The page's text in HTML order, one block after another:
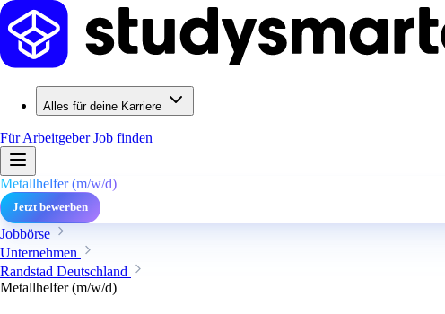
Alles für deine Karriere
Für ArbeitgeberJob finden
Metallhelfer (m/w/d)
Jetzt bewerben
Jobbörse
Unternehmen
Randstad Deutschland
Metallhelfer (m/w/d)